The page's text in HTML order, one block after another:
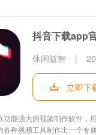
抖音下载app
休闲益智 |
立即下
功能强大的视频制作软件，
种视频工具制作出一个专